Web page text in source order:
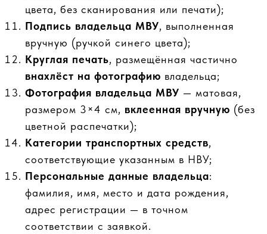
цвета, без сканирования или печати);
Подпись владельца МВУ, выполненная
вручную (ручкой синего цвета);
Круглая печать, размещённая частично
внахлёст на фотографию владельца;
Фотография владельца МВУ — матовая,
размером 3×4 см, вклеенная вручную (без
цветной распечатки);
Категории транспортных средств,
соответствующие указанным в НВУ;
Персональные данные владельца:
фамилия, имя, место и дата рождения,
адрес регистрации — в точном
соответствии с заявкой.